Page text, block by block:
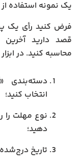
یک نمونه استفاده از
فرض کنید رأی یک
قصد دارید آخرین
محاسبه کنید. در ابزار
دسته‌بندی
انتخاب کنید؛
نوع مهلت را
دهید؛
تاریخ درج‌شده